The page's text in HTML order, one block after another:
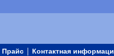
Прайс Контактная